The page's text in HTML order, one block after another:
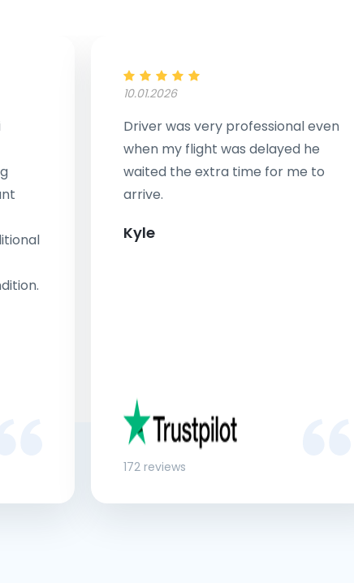
10.01.2026
Driver was very professional even
when my flight was delayed he
waited the extra time for me to
arrive.
Kyle
172 reviews